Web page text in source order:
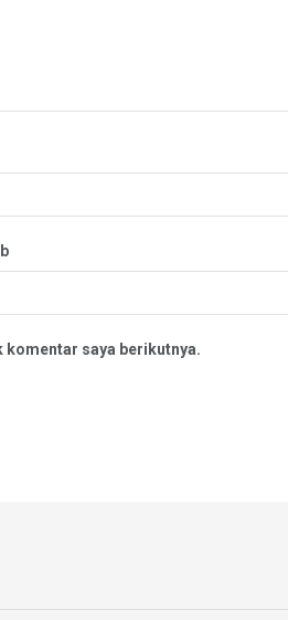
komentar saya berikutnya.